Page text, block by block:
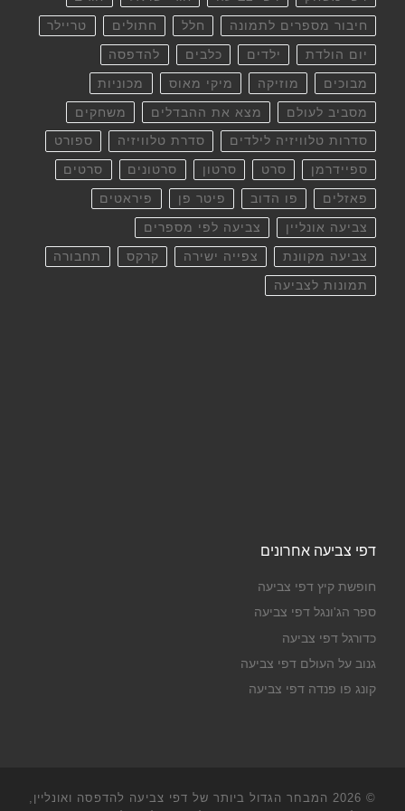
חיבור מספרים לתמונה חלל חתולים טריילר
יום הולדת ילדים כלבים להדפסה
מבוכים מוזיקה מיקי מאוס מכוניות
מסביב לעולם מצא את ההבדלים משחקים
סדרות טלוויזיה לילדים סדרת טלוויזיה ספורט
ספיידרמן סרט סרטון סרטונים סרטים
פאזלים פו הדוב פיטר פן פיראטים
צביעה אונליין צביעה לפי מספרים
צביעה מקוונת צפייה ישירה קרקס תחבורה
תמונות לצביעה
דפי צביעה אחרונים
חופשת קיץ דפי צביעה
ספר הג'ונגל דפי צביעה
כדורגל דפי צביעה
גנוב על העולם דפי צביעה
קונג פו פנדה דפי צביעה
© 2026
המבחר הגדול ביותר של דפי צביעה להדפסה ואונליין,